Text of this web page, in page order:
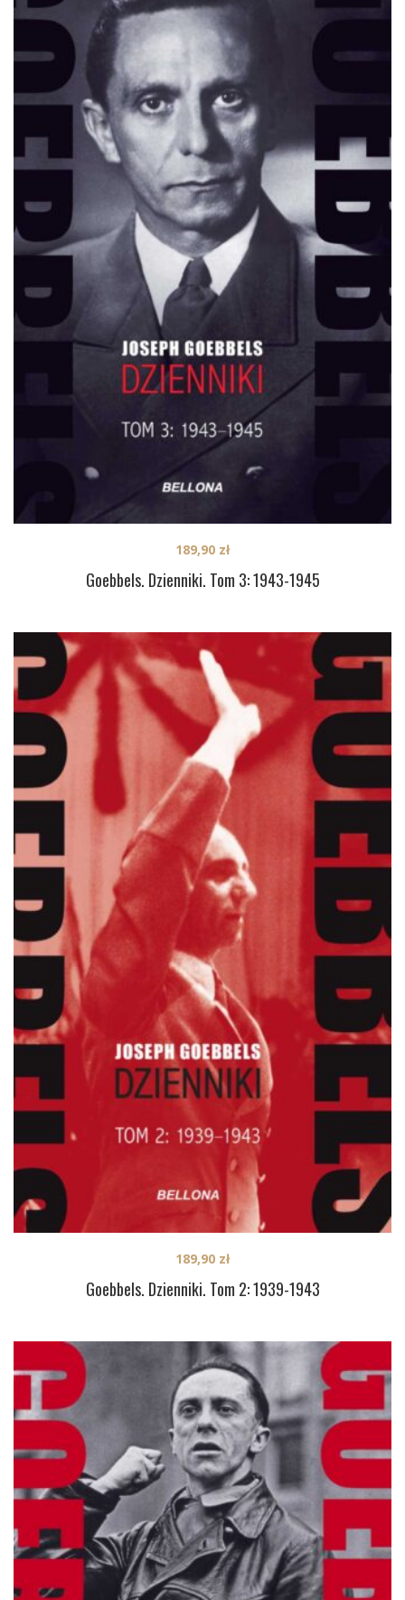
Goebbels. Dzienniki. Tom 3: 1943-1945
189,90 zł
Goebbels. Dzienniki. Tom 2: 1939-1943
189,90 zł